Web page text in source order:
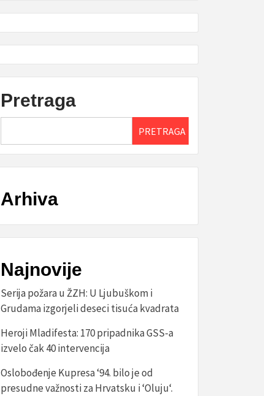
Pretraga
PRETRAGA
Arhiva
Najnovije
Serija požara u ŽZH: U Ljubuškom i
Grudama izgorjeli deseci tisuća kvadrata
Heroji Mladifesta: 170 pripadnika GSS-a
izvelo čak 40 intervencija
Oslobođenje Kupresa ‘94. bilo je od
presudne važnosti za Hrvatsku i ‘Oluju‘.